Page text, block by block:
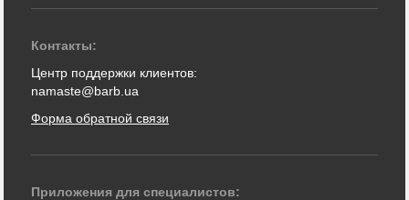
Контакты:
Центр поддержки клиентов:
namaste@barb.ua
Форма обратной связи
Приложения для специалистов: